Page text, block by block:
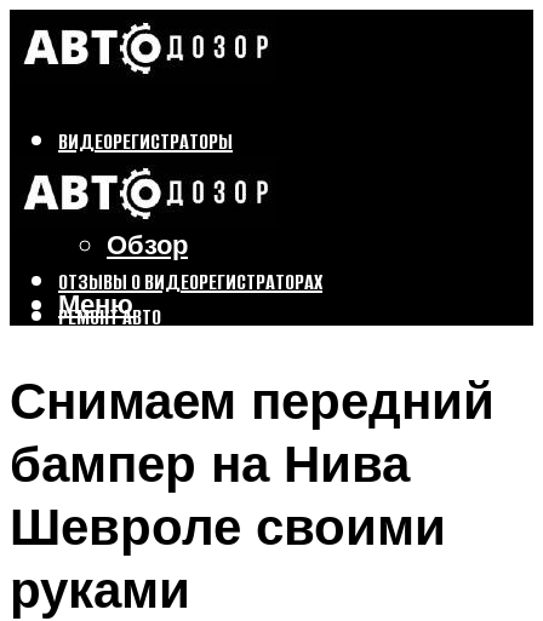
ВИДЕОРЕГИСТРАТОРЫ
Бренды
Выбор
Обзор
ОТЗЫВЫ О ВИДЕОРЕГИСТРАТОРАХ
РЕМОНТ АВТО
Меню
Снимаем передний
бампер на Нива
Шевроле своими
руками